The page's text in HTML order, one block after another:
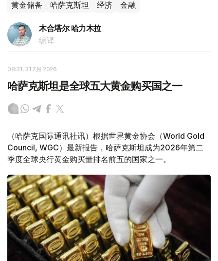
黄金储备 哈萨克斯坦 经济 金融
木合塔尔 哈力木拉
编译
08:31, 31 7月 2026
哈萨克斯坦是全球五大黄金购买国之一
（哈萨克国际通讯社讯）根据世界黄金协会（World Gold
Council, WGC）最新报告，哈萨克斯坦成为2026年第二
季度全球央行黄金购买量排名前五的国家之一。